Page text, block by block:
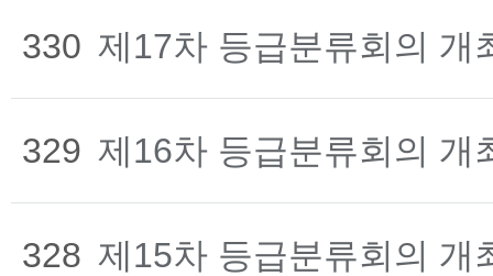
330 제17차 등급분류회의 개
329 제16차 등급분류회의 개
328 제15차 등급분류회의 개